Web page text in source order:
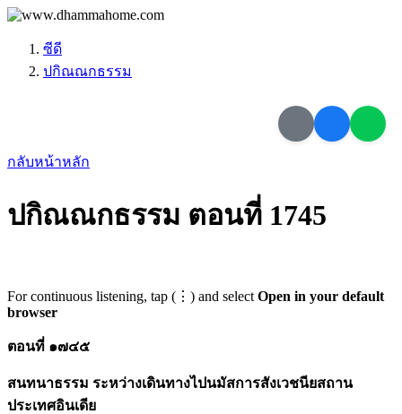
ซีดี
ปกิณณกธรรม
กลับหน้าหลัก
ปกิณณกธรรม ตอนที่ 1745
For continuous listening, tap (⋮) and select Open in your default
browser
ตอนที่ ๑๗๔๕
สนทนาธรรม ระหว่างเดินทางไปนมัสการสังเวชนียสถาน
ประเทศอินเดีย